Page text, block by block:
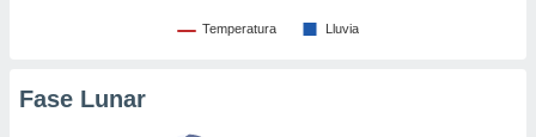
Temperatura Lluvia
Fase Lunar